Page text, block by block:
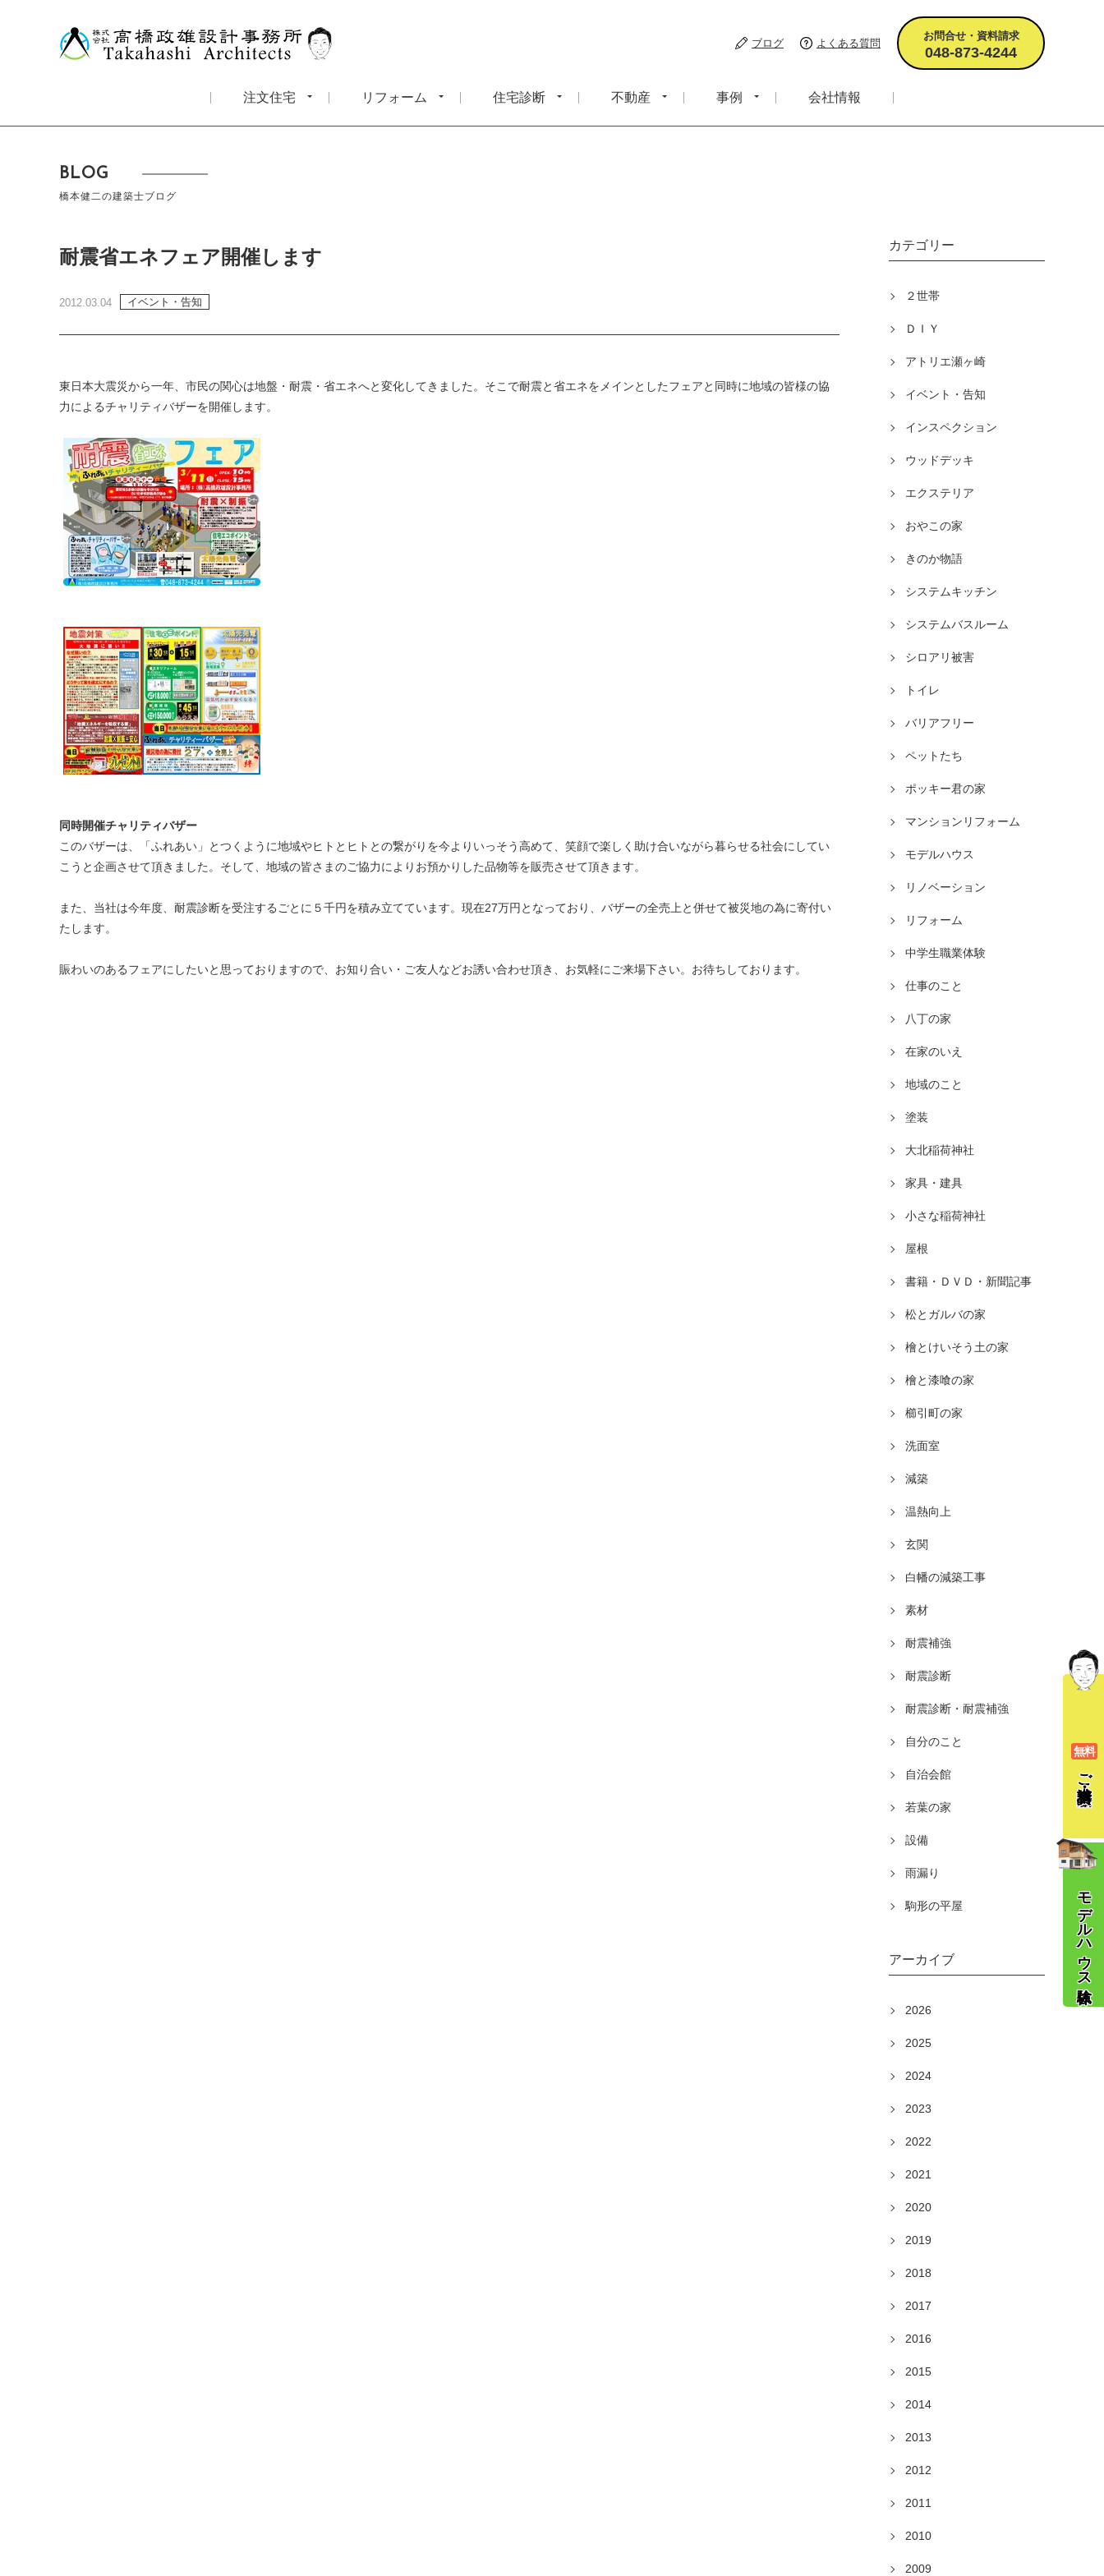
ブログ よくある質問
お問合せ・資料請求
048-873-4244
注文住宅 リフォーム 住宅診断 不動産 事例 会社情報
無料
ご相談
モデルハウス体験
BLOG
橋本健二の建築士ブログ
耐震省エネフェア開催します
2012.03.04 イベント・告知
東日本大震災から一年、市民の関心は地盤・耐震・省エネへと変化してきました。そこで耐震と省エネをメインとしたフェアと同時に地域の皆様の協
力によるチャリティバザーを開催します。
同時開催チャリティバザー
このバザーは、「ふれあい」とつくように地域やヒトとヒトとの繋がりを今よりいっそう高めて、笑顔で楽しく助け合いながら暮らせる社会にしてい
こうと企画させて頂きました。そして、地域の皆さまのご協力によりお預かりした品物等を販売させて頂きます。
また、当社は今年度、耐震診断を受注するごとに５千円を積み立てています。現在27万円となっており、バザーの全売上と併せて被災地の為に寄付い
たします。
賑わいのあるフェアにしたいと思っておりますので、お知り合い・ご友人などお誘い合わせ頂き、お気軽にご来場下さい。お待ちしております。
カテゴリー
２世帯
ＤＩＹ
アトリエ瀬ヶ崎
イベント・告知
インスペクション
ウッドデッキ
エクステリア
おやこの家
きのか物語
システムキッチン
システムバスルーム
シロアリ被害
トイレ
バリアフリー
ペットたち
ポッキー君の家
マンションリフォーム
モデルハウス
リノベーション
リフォーム
中学生職業体験
仕事のこと
八丁の家
在家のいえ
地域のこと
塗装
大北稲荷神社
家具・建具
小さな稲荷神社
屋根
書籍・ＤＶＤ・新聞記事
松とガルバの家
檜とけいそう土の家
檜と漆喰の家
櫛引町の家
洗面室
減築
温熱向上
玄関
白幡の減築工事
素材
耐震補強
耐震診断
耐震診断・耐震補強
自分のこと
自治会館
若葉の家
設備
雨漏り
駒形の平屋
アーカイブ
2026
2025
2024
2023
2022
2021
2020
2019
2018
2017
2016
2015
2014
2013
2012
2011
2010
2009